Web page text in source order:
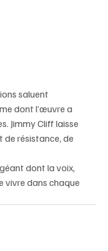
saluent
dont l’œuvre a
Jimmy Cliff laisse
de résistance, de
dont la voix,
vivre dans chaque